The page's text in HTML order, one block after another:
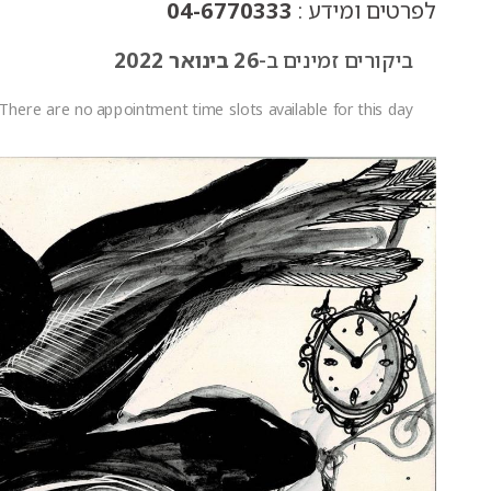
לפרטים ומידע : 04-6770333
ביקורים זמינים ב-26 בינואר 2022
There are no appointment time slots available for this day.